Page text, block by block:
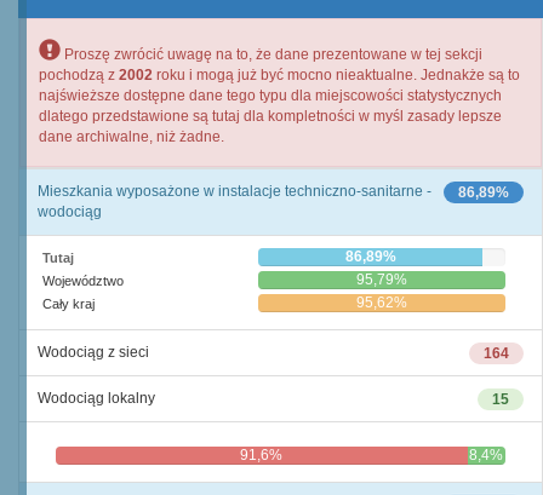
Proszę zwrócić uwagę na to, że dane prezentowane w tej sekcji
pochodzą z 2002 roku i mogą już być mocno nieaktualne. Jednakże są to
najświeższe dostępne dane tego typu dla miejscowości statystycznych
dlatego przedstawione są tutaj dla kompletności w myśl zasady lepsze
dane archiwalne, niż żadne.
86,89%
Mieszkania wyposażone w instalacje techniczno-sanitarne -
wodociąg
Tutaj 86,89%
Województwo 95,79%
Cały kraj 95,62%
164
Wodociąg z sieci
15
Wodociąg lokalny
91,6% 8,4%